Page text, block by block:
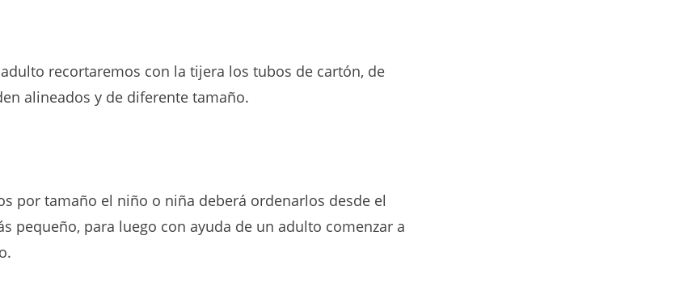
recortaremos con la tijera los tubos de cartón, de
alineados y de diferente tamaño.
por tamaño el niño o niña deberá ordenarlos desde el
pequeño, para luego con ayuda de un adulto comenzar a